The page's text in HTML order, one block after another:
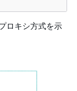
ロキシ方式を示